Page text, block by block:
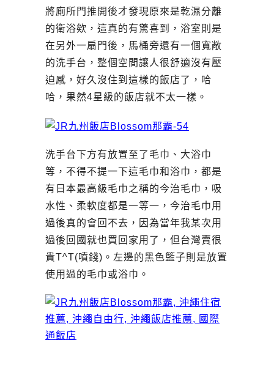
將廁所門推開後才發現原來是乾濕分離
的衛浴欸，這真的有驚喜到，浴室則是
在另外一扇門後，馬桶旁還有一個寬敞
的洗手台，整個空間讓人很舒適沒有壓
迫感，好久沒住到這樣的飯店了，哈
哈，果然4星級的飯店就不太一樣。
洗手台下方有放置至了毛巾、大浴巾
等，不得不提一下這毛巾和浴巾，都是
有日本最高級毛巾之稱的今治毛巾，吸
水性、柔軟度都是一等一，今治毛巾用
過後真的會回不去，因為當年我某次用
過後回國就也買回家用了，但台灣賣很
貴T^T(噴錢)。左邊的黑色籃子則是放置
使用過的毛巾或浴巾。